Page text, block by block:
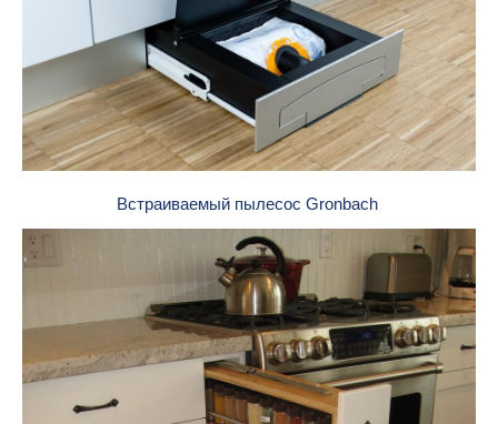
Встраиваемый пылесос Gronbach